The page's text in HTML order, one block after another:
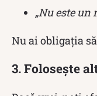
„Nu este
Nu ai obligația
3. Folosește